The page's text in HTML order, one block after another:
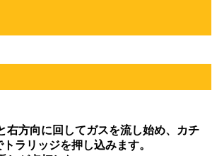
右方向に回してガスを流し始め、カチ
ラリッジを押し込みます。